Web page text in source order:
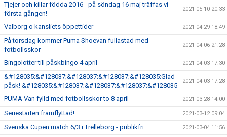
Tjejer och killar födda 2016 - på söndag 16 maj träffas vi
första gången!
2021-05-10 20:33
Valborg o kansliets öppettider 2021-04-29 18:49
På torsdag kommer Puma Shoevan fullastad med
fotbollsskor
2021-04-06 21:28
Bingolotter till påskbingo 4 april 2021-04-03 17:30
&#128035;&#128037;&#128037;&#128037;&#128035;Glad
påsk! &#128035;&#128037;&#128037;&#128037;&#128035
2021-04-03 17:28
PUMA Van fylld med fotbollsskor to 8 april 2021-03-28 14:00
Seriestarten framflyttad! 2021-03-12 09:04
Svenska Cupen match 6/3 i Trelleborg - publikfri 2021-03-04 11:56